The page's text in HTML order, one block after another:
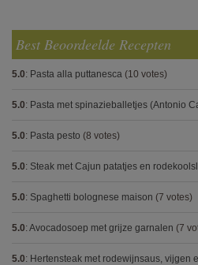
Best Beoordeelde Recepten
5.0: Pasta alla puttanesca (10 votes)
5.0: Pasta met spinazieballetjes (Antonio
5.0: Pasta pesto (8 votes)
5.0: Steak met Cajun patatjes en
5.0: Spaghetti bolognese maison (7 votes)
5.0: Avocadosoep met grijze garnalen (7
5.0: Hertensteak met rodewijnsaus, vijgen